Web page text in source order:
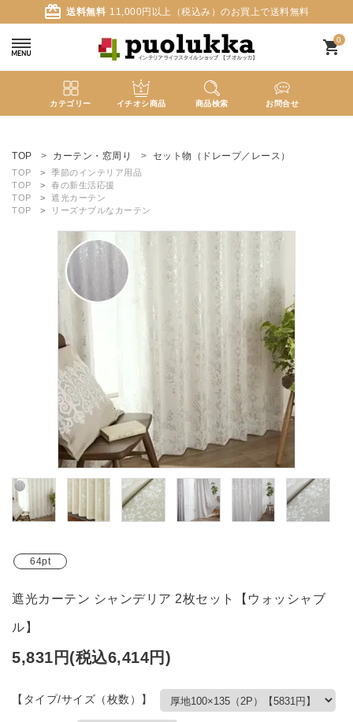
card_giftcard 送料無料 11,000円以上（税込み）のお買上で送料無料
0
shopping_cart
カテゴリー イチオシ商品 商品検索 お問合せ
ようこそ ゲスト 様
meeting_room ログイン
search
新着商品
カテゴリーから探す
ブランド
ガイドライン
TOP カーテン・窓周り セット物（ドレープ／レース）
TOP
季節のインテリア用品
TOP
春の新生活応援
TOP
遮光カーテン
TOP
リーズナブルなカーテン
64pt
遮光カーテン シャンデリア 2枚セット【ウォッシャブ
ル】
5,831円(税込6,414円)
【タイプ/サイズ（枚数）】